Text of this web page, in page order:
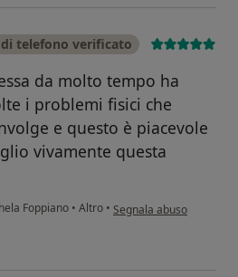
telefono verificato
da molto tempo ha
i problemi fisici che
e questo è piacevole
vivamente questa
Foppiano • Altro • secondo l'opinione
Segnala abuso